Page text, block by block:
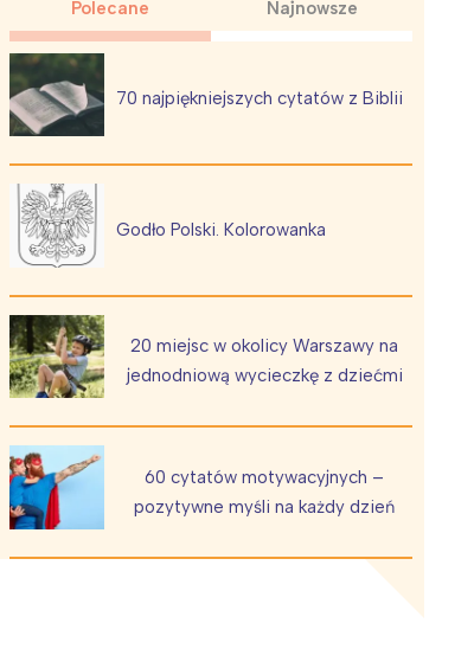
Polecane Najnowsze
70 najpiękniejszych cytatów z Biblii
Godło Polski. Kolorowanka
20 miejsc w okolicy Warszawy na
jednodniową wycieczkę z dziećmi
60 cytatów motywacyjnych –
pozytywne myśli na każdy dzień